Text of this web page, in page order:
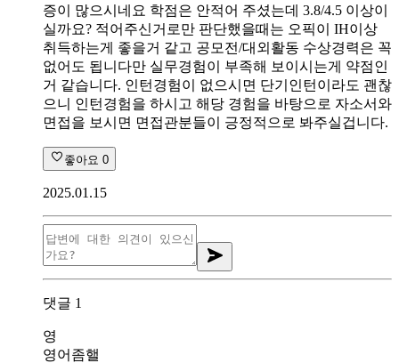
증이 많으시네요 학점은 안적어 주셨는데 3.8/4.5 이상이
실까요? 적어주신거로만 판단했을때는 오픽이 IH이상
취득하는게 좋을거 같고 공모전/대외활동 수상경력은 꼭
없어도 됩니다만 실무경험이 부족해 보이시는게 약점인
거 같습니다. 인턴경험이 없으시면 단기인턴이라도 괜찮
으니 인턴경험을 하시고 해당 경험을 바탕으로 자소서와
면접을 보시면 면접관분들이 긍정적으로 봐주실겁니다.
좋아요 0
2025.01.15
댓글 1
영
영어좀핼